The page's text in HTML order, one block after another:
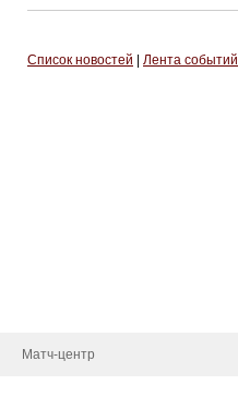
Список новостей Лента событий
Матч-центр